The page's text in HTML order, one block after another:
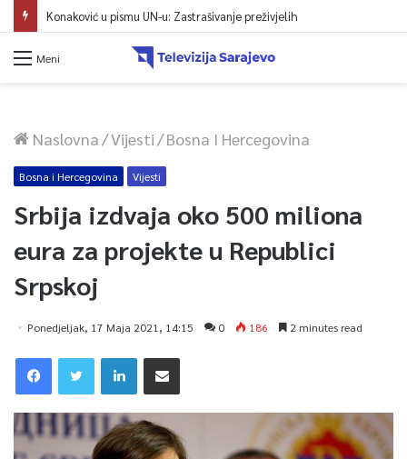
Konaković u pismu UN-u: Zastrašivanje preživjelih
Meni
Naslovna/Vijesti/Bosna I Hercegovina
Bosna i Hercegovina Vijesti
Srbija izdvaja oko 500 miliona
eura za projekte u Republici
Srpskoj
Ponedjeljak, 17 Maja 2021, 14:15 0 186 2 minutes read